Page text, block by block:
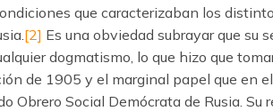
que caracterizaban los
[2] Es una obviedad subrayar que su
dogmatismo, lo que hizo que
de 1905 y el marginal papel que en
Obrero Social Demócrata de Rusia.